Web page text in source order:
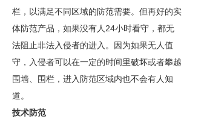
栏，以满足不同区域的防范需要。但再好的实
体防范产品，如果没有人 24小时看守，都无
法阻止非法入侵者的进入。因为如果无人值
守，入侵者可以在一定的时间里破坏或者攀越
围墙、围栏，进入防范区域内也不会有人知
道。
技术防范